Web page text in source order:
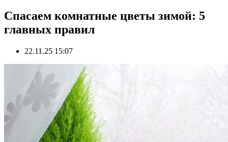
Спасаем комнатные цветы зимой: 5
главных правил
22.11.25 15:07